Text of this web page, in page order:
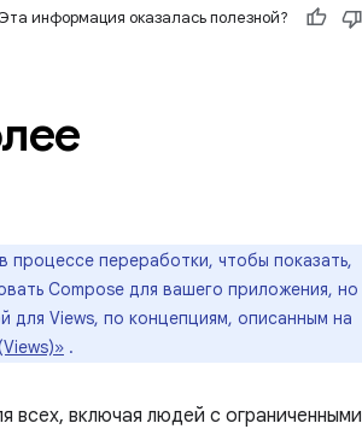
информация оказалась полезной?
процессе переработки, чтобы показать,
Compose для вашего приложения, но
Views, по концепциям, описанным на
.
включая людей с ограниченными